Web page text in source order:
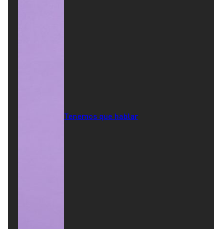
Tenemos que hablar